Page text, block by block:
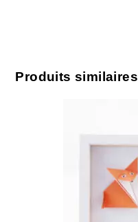
Produits similaires